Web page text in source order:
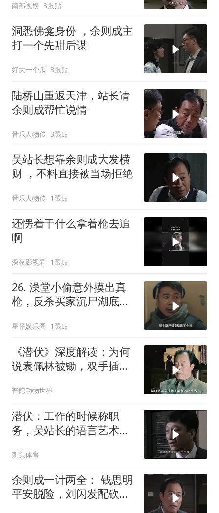
南部视娱 3跟贴
洞悉佛龛身份 ，余则成主
打一个先甜后谋
好大一个瓜 3跟贴
陆桥山重返天津，站长请
余则成帮忙说情
音乐人物传 3跟贴
吴站长想靠余则成大发横
财 ，不料直接被当场拒绝
音乐人物传 1跟贴
还愣着干什么拿着枪去追
啊
深夜影视君 1跟贴
26. 澡堂小偷意外摸出真
枪，反杀买家沉尸湖底，
星仔娱乐圈 1跟贴
《潜伏》深度解读：为何
说袁佩林被锄，双手插兜
普陀动物世界
潜伏：工作的时候称职
务，吴站长的语言艺术确
刺头体育
余则成一计两全： 钱思明
平安脱险，刘闪发配砍甘